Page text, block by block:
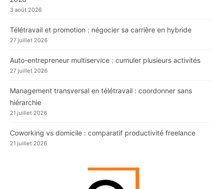
3 août 2026
Télétravail et promotion : négocier sa carrière en hybride
27 juillet 2026
Auto-entrepreneur multiservice : cumuler plusieurs activités
27 juillet 2026
Management transversal en télétravail : coordonner sans
hiérarchie
21 juillet 2026
Coworking vs domicile : comparatif productivité freelance
21 juillet 2026